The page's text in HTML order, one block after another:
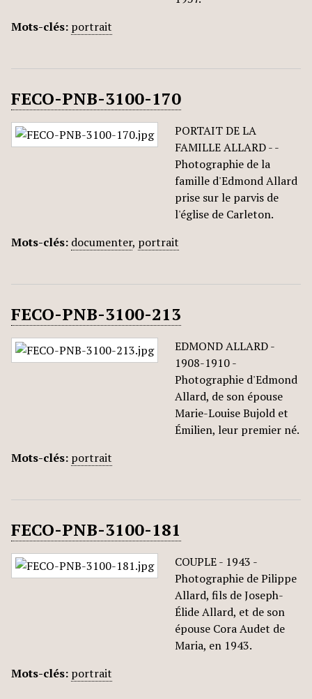
Mots-clés: portrait
FECO-PNB-3100-170
PORTAIT DE LA
FAMILLE ALLARD - -
Photographie de la
famille d'Edmond Allard
prise sur le parvis de
l'église de Carleton.
Mots-clés: documenter, portrait
FECO-PNB-3100-213
EDMOND ALLARD -
1908-1910 -
Photographie d'Edmond
Allard, de son épouse
Marie-Louise Bujold et
Émilien, leur premier né.
Mots-clés: portrait
FECO-PNB-3100-181
COUPLE - 1943 -
Photographie de Pilippe
Allard, fils de Joseph-
Élide Allard, et de son
épouse Cora Audet de
Maria, en 1943.
Mots-clés: portrait